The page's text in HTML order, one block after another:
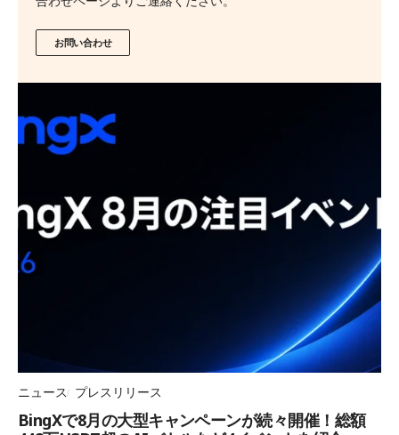
お問い合わせ
ニュース プレスリリース
BingXで8月の大型キャンペーンが続々開催！総額